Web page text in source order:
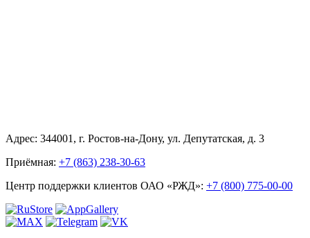
Адрес: 344001, г. Ростов-на-Дону, ул. Депутатская, д. 3
Приёмная: +7 (863) 238-30-63
Центр поддержки клиентов ОАО «РЖД»: +7 (800) 775-00-00